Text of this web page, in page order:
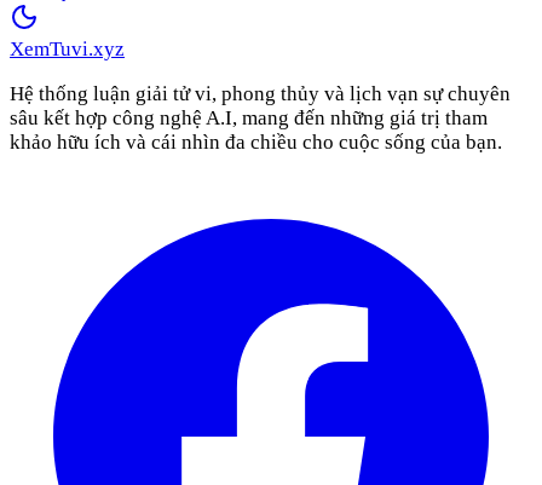
XemTuvi.xyz
Hệ thống luận giải tử vi, phong thủy và lịch vạn sự chuyên
sâu kết hợp công nghệ A.I, mang đến những giá trị tham
khảo hữu ích và cái nhìn đa chiều cho cuộc sống của bạn.